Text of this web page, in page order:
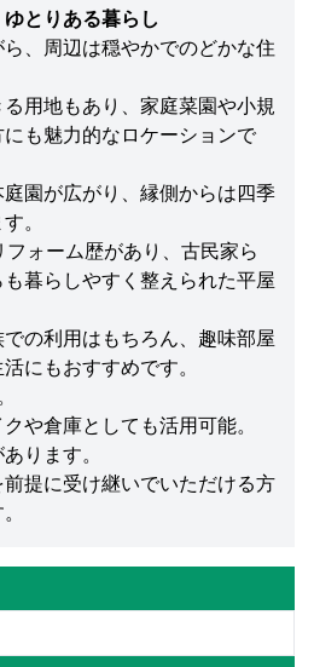
とりある暮らし
、周辺は穏やかでのどかな住
用地もあり、家庭菜園や小規
も魅力的なロケーションで
園が広がり、縁側からは四季
。
ォーム歴があり、古民家ら
暮らしやすく整えられた平屋
の利用はもちろん、趣味部屋
にもおすすめです。
や倉庫としても活用可能。
ります。
提に受け継いでいただける方